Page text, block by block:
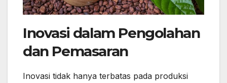
Inovasi dalam Pengolahan
dan Pemasaran
Inovasi tidak hanya terbatas pada produksi